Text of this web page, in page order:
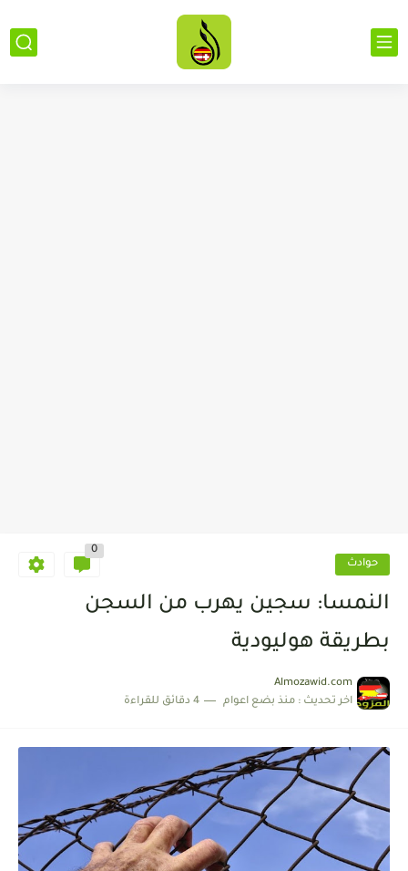
حوادث
0
النمسا: سجين يهرب من السجن
بطريقة هوليودية
Almozawid.com
اخر تحديث : منذ بضع اعوام 4 دقائق للقراءة